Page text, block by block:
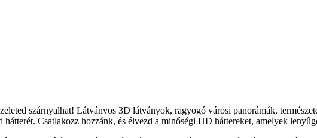
szárnyalhat! Látványos 3D látványok, ragyogó városi panorámák,
Csatlakozz hozzánk, és élvezd a minőségi HD háttereket, amelyek